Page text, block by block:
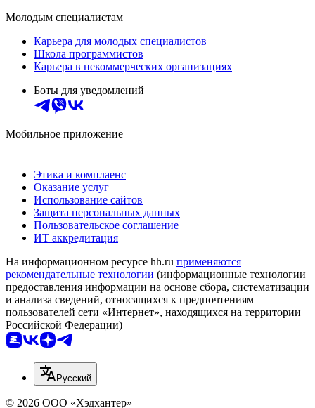
Молодым специалистам
Карьера для молодых специалистов
Школа программистов
Карьера в некоммерческих организациях
Боты для уведомлений
Мобильное приложение
Этика и комплаенс
Оказание услуг
Использование сайтов
Защита персональных данных
Пользовательское соглашение
ИТ аккредитация
На информационном ресурсе hh.ru применяются
рекомендательные технологии (информационные технологии
предоставления информации на основе сбора, систематизации
и анализа сведений, относящихся к предпочтениям
пользователей сети «Интернет», находящихся на территории
Российской Федерации)
Русский
© 2026 ООО «Хэдхантер»